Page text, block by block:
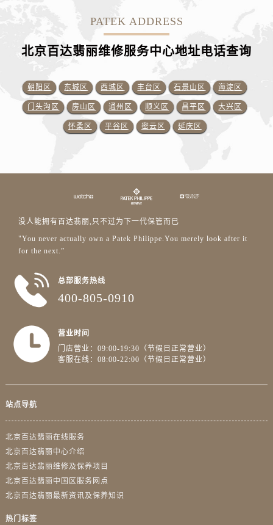
PATEK ADDRESS
北京百达翡丽维修服务中心地址电话查询
朝阳区 东城区 西城区 丰台区 石景山区 海淀区
门头沟区 房山区 通州区 顺义区 昌平区 大兴区
怀柔区 平谷区 密云区 延庆区
没人能拥有百达翡丽,只不过为下一代保管而已
"You never actually own a Patek Philippe.You merely look after it
for the next.”
总部服务热线
400-805-0910
营业时间
门店营业：09:00-19:30（节假日正常营业）
客服在线：08:00-22:00（节假日正常营业）
站点导航
北京百达翡丽在线服务
北京百达翡丽中心介绍
北京百达翡丽维修及保养项目
北京百达翡丽中国区服务网点
北京百达翡丽最新资讯及保养知识
热门标签